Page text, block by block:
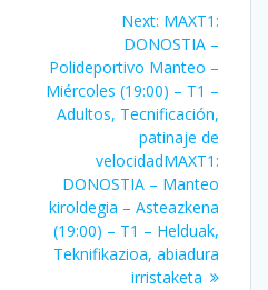
Next: Next
post:
MAXT1:
DONOSTIA –
Polideportivo Manteo –
Miércoles (19:00) – T1 –
Adultos, Tecnificación,
patinaje de
velocidadMAXT1:
DONOSTIA – Manteo
kiroldegia – Asteazkena
(19:00) – T1 – Helduak,
Teknifikazioa, abiadura
irristaketa